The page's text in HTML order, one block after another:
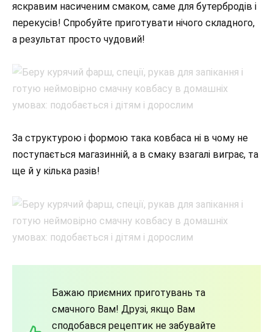
яскравим насиченим смаком, саме для бутербродів і
перекусів! Спробуйте приготувати нічого складного,
а результат просто чудовий!
За структурою і формою така ковбаса ні в чому не
поступається магазинній, а в смаку взагалі виграє, та
ще й у кілька разів!
Бажаю приємних приготувань та
смачного Вам! Друзі, якщо Вам
сподобався рецептик не забувайте